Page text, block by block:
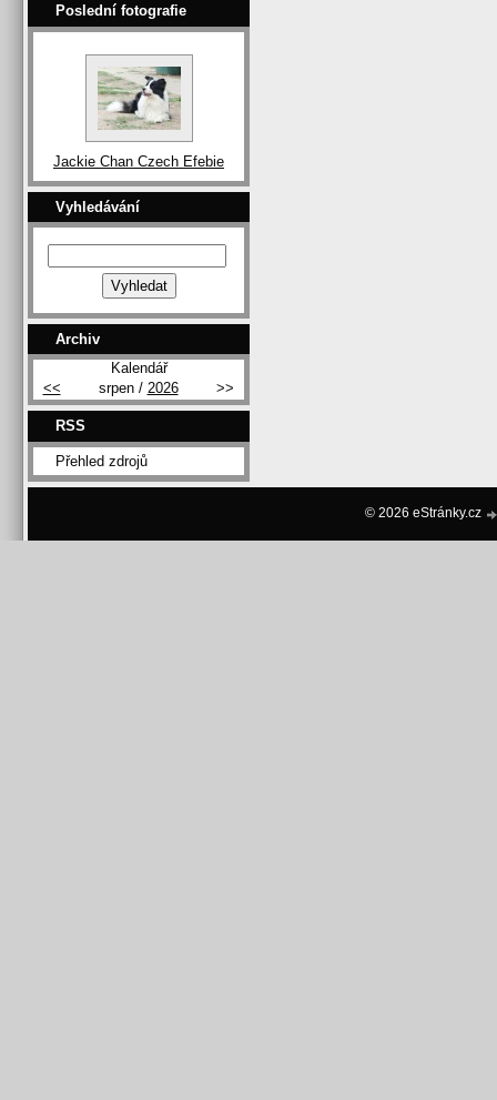
Poslední fotografie
Jackie Chan Czech Efebie
Vyhledávání
Archiv
Kalendář
<<
srpen / 2026 >>
RSS
Přehled zdrojů
© 2026 eStránky.cz